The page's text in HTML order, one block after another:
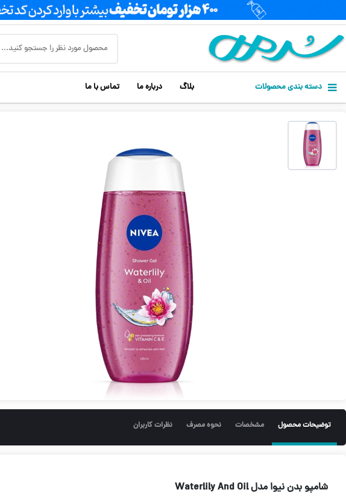
دسته بندی محصولات بلاگ درباره ما تماس با ما
توضیحات محصول مشخصات نحوه مصرف نظرات کاربران
شامپو بدن نیوا مدل Waterlily And Oil